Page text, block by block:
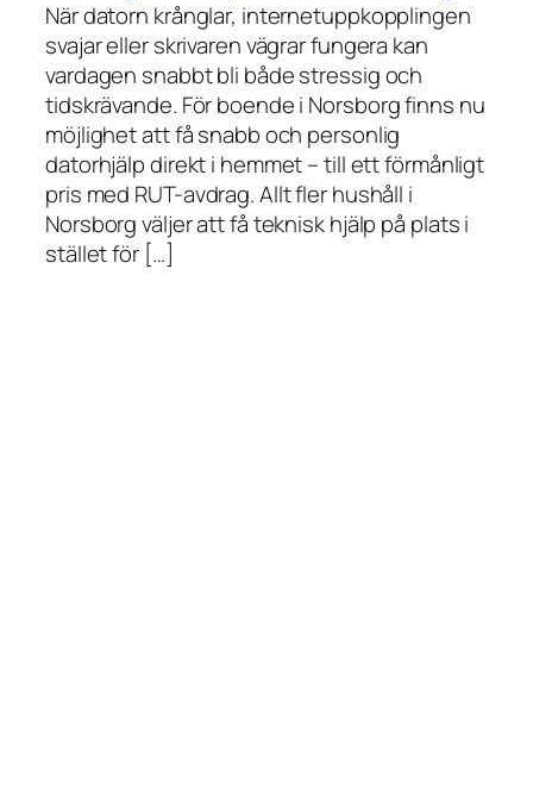
När datorn krånglar, internetuppkopplingen
svajar eller skrivaren vägrar fungera kan
vardagen snabbt bli både stressig och
tidskrävande. För boende i Norsborg finns nu
möjlighet att få snabb och personlig
datorhjälp direkt i hemmet – till ett förmånligt
pris med RUT-avdrag. Allt fler hushåll i
Norsborg väljer att få teknisk hjälp på plats i
stället för […]